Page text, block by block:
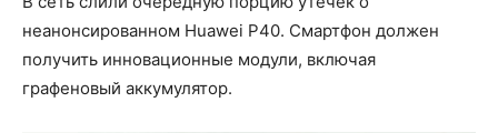
неанонсированном Huawei P40. Смартфон должен
получить инновационные модули, включая
графеновый аккумулятор.